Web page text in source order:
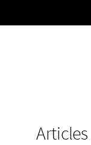
Articles